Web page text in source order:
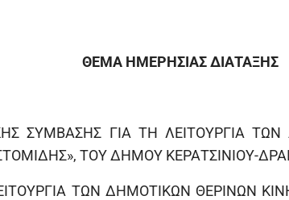
ΘΕΜΑ ΗΜΕΡΗΣΙΑΣ ΔΙΑΤΑΞΗΣ
ΣΥΜΒΑΣΗΣ ΓΙΑ ΤΗ ΛΕΙΤΟΥΡΓΙΑ
ΤΟΥ ΔΗΜΟΥ ΚΕΡΑΤΣΙΝΙΟΥ-
ΤΩΝ ΔΗΜΟΤΙΚΩΝ ΘΕΡΙΝΩΝ